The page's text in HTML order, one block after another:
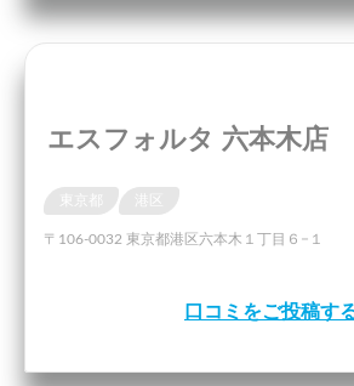
エスフォルタ 六本木店
東京都 港区
〒106-0032 東京都港区六本木１丁目６−１
口コミをご投稿す